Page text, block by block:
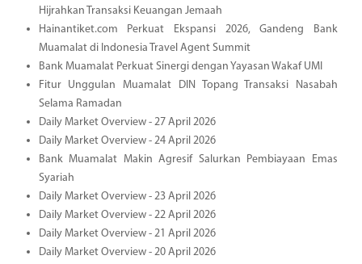
Hijrahkan Transaksi Keuangan Jemaah
Hainantiket.com Perkuat Ekspansi 2026, Gandeng Bank
Muamalat di Indonesia Travel Agent Summit
Bank Muamalat Perkuat Sinergi dengan Yayasan Wakaf UMI
Fitur Unggulan Muamalat DIN Topang Transaksi Nasabah
Selama Ramadan
Daily Market Overview - 27 April 2026
Daily Market Overview - 24 April 2026
Bank Muamalat Makin Agresif Salurkan Pembiayaan Emas
Syariah
Daily Market Overview - 23 April 2026
Daily Market Overview - 22 April 2026
Daily Market Overview - 21 April 2026
Daily Market Overview - 20 April 2026